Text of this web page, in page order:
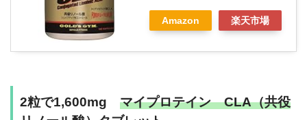
Amazon 楽天市場
2粒で1,600mg マイプロテイン CLA（共役